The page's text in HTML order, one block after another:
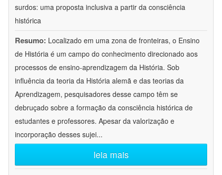
surdos: uma proposta inclusiva a partir da consciência
histórica
Resumo: Localizado em uma zona de fronteiras, o Ensino
de História é um campo do conhecimento direcionado aos
processos de ensino-aprendizagem da História. Sob
influência da teoria da História alemã e das teorias da
Aprendizagem, pesquisadores desse campo têm se
debruçado sobre a formação da consciência histórica de
estudantes e professores. Apesar da valorização e
incorporação desses sujei...
leia mais